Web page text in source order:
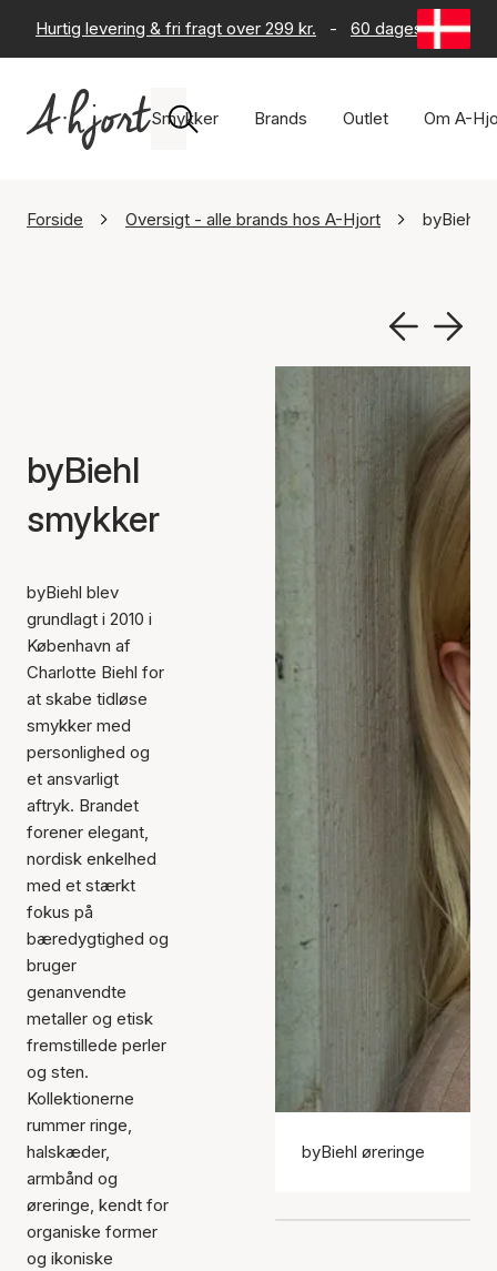
Hurtig levering & fri fragt over 299 kr. - 60 dages returret
Smykker Brands Outlet Om A-
Forside Oversigt - alle brands hos A-Hjort byBiehl
byBiehl
smykker
byBiehl blev
grundlagt i 2010 i
København af
Charlotte Biehl for
at skabe tidløse
smykker med
personlighed og
et ansvarligt
aftryk. Brandet
forener elegant,
nordisk enkelhed
med et stærkt
fokus på
bæredygtighed og
bruger
genanvendte
metaller og etisk
fremstillede perler
og sten.
Kollektionerne
rummer ringe,
halskæder,
armbånd og
øreringe, kendt for
organiske former
og ikoniske
byBiehl øreringe